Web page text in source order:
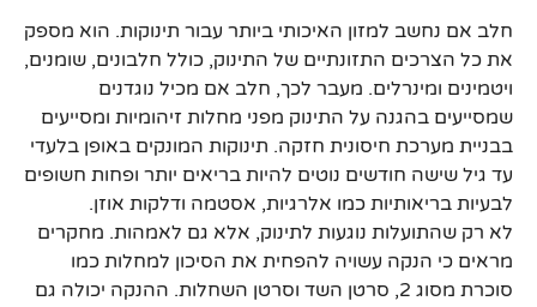
חלב אם נחשב למזון האיכותי ביותר עבור תינוקות. הוא מספק
את כל הצרכים התזונתיים של התינוק, כולל חלבונים, שומנים,
ויטמינים ומינרלים. מעבר לכך, חלב אם מכיל נוגדנים
שמסייעים בהגנה על התינוק מפני מחלות זיהומיות ומסייעים
בבניית מערכת חיסונית חזקה. תינוקות המונקים באופן בלעדי
עד גיל שישה חודשים נוטים להיות בריאים יותר ופחות חשופים
לבעיות בריאותיות כמו אלרגיות, אסטמה ודלקות אוזן.
לא רק שהתועלות נוגעות לתינוק, אלא גם לאמהות. מחקרים
מראים כי הנקה עשויה להפחית את הסיכון למחלות כמו
סוכרת מסוג 2, סרטן השד וסרטן השחלות. ההנקה יכולה גם